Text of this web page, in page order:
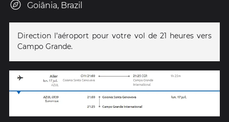
Goiânia, Brazil
Direction l’aéroport pour votre vol de 21 heures vers
Campo Grande.